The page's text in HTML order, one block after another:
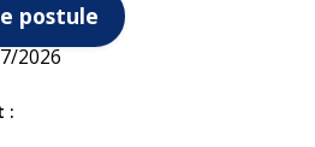
postule
2026
: